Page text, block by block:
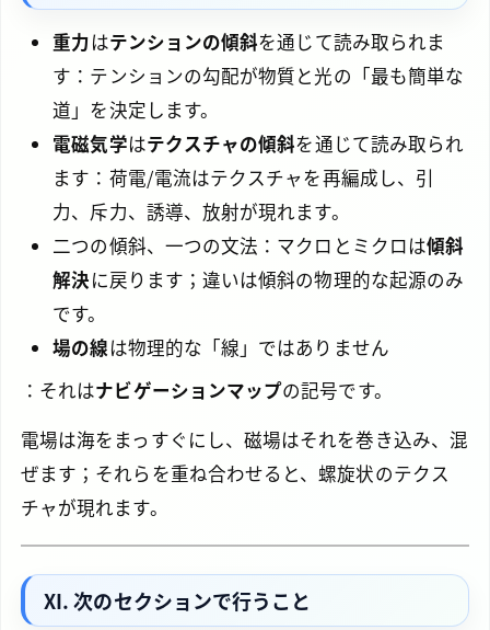
重力はテンションの傾斜を通じて読み取られま
す：テンションの勾配が物質と光の「最も簡単な
道」を決定します。
電磁気学はテクスチャの傾斜を通じて読み取られ
ます：荷電/電流はテクスチャを再編成し、引
力、斥力、誘導、放射が現れます。
二つの傾斜、一つの文法：マクロとミクロは傾斜
解決に戻ります；違いは傾斜の物理的な起源のみ
です。
場の線は物理的な「線」ではありません
：それはナビゲーションマップの記号です。
電場は海をまっすぐにし、磁場はそれを巻き込み、混
ぜます；それらを重ね合わせると、螺旋状のテクス
チャが現れます。
XI. 次のセクションで行うこと